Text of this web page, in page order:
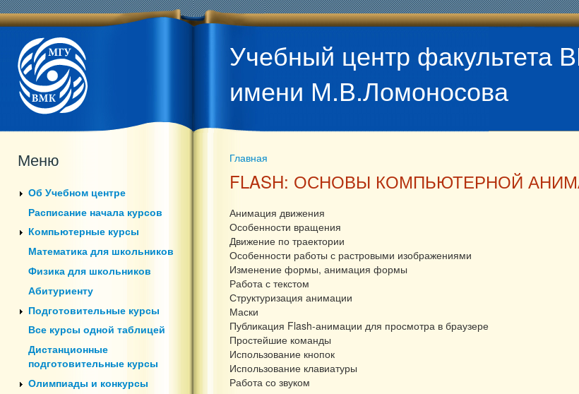
Учебный центр факультета
имени М.В.Ломоносова
Меню
Об Учебном центре
Расписание начала курсов
Компьютерные курсы
Математика для школьников
Физика для школьников
Абитуриенту
Подготовительные курсы
Все курсы одной таблицей
Дистанционные
подготовительные курсы
Олимпиады и конкурсы
Вы здесь
Главная
FLASH: ОСНОВЫ КОМПЬЮТЕРНОЙ
Анимация движения
Особенности вращения
Движение по траектории
Особенности работы с растровыми изображениями
Изменение формы, анимация формы
Работа с текстом
Структуризация анимации
Маски
Публикация Flash-анимации для просмотра в браузере
Простейшие команды
Использование кнопок
Использование клавиатуры
Работа со звуком